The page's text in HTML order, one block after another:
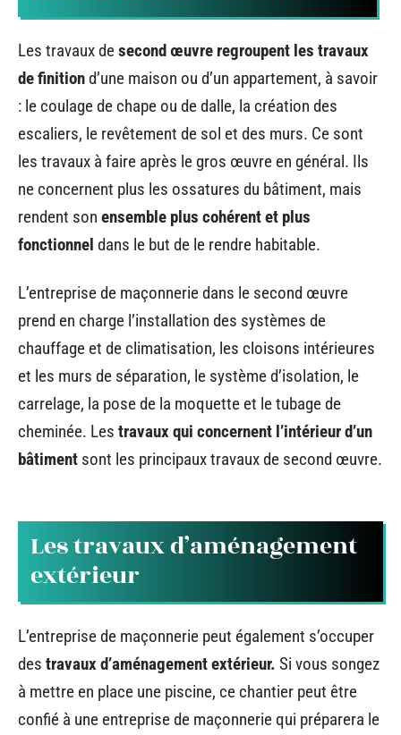
Les travaux desecond œuvre regroupent les travaux
de finitiond’une maison ou d’un appartement, à savoir
: le coulage de chape ou de dalle, la création des
escaliers, le revêtement de sol et des murs. Ce sont
les travaux à faire après le gros œuvre en général. Ils
ne concernent plus les ossatures du bâtiment, mais
rendent son ensemble plus cohérent et plus
fonctionnel dans le but de le rendre habitable.
L’entreprise de maçonnerie dans le second œuvre
prend en charge l’installation des systèmes de
chauffage et de climatisation, les cloisons intérieures
et les murs de séparation, le système d’isolation, le
carrelage, la pose de la moquette et le tubage de
cheminée. Les travaux qui concernent l’intérieur d’un
bâtiment sont les principaux travaux de second œuvre.
Les travaux d’aménagement
extérieur
L’entreprise de maçonnerie peut également s’occuper
des travaux d’aménagement extérieur. Si vous songez
à mettre en place une piscine, ce chantier peut être
confié à une entreprise de maçonnerie qui préparera le